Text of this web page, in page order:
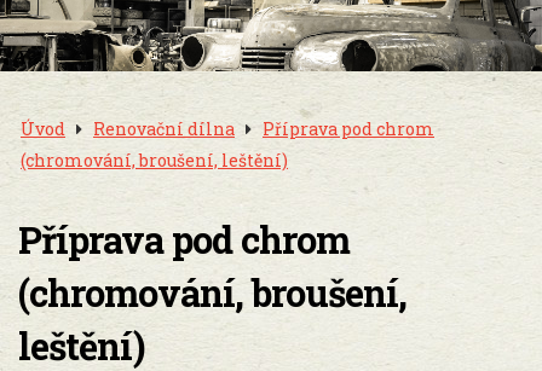
Úvod Renovační dílna
Příprava pod chrom
(chromování, broušení, leštění)
Příprava pod chrom
(chromování, broušení,
leštění)